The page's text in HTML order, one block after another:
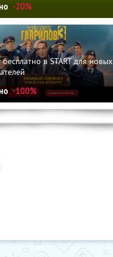
-20%
в START для новых
-100%